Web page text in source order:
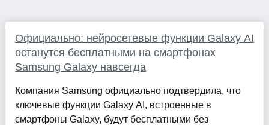
Официально: нейросетевые функции Galaxy AI
останутся бесплатными на смартфонах
Samsung Galaxy навсегда
Компания Samsung официально подтвердила, что
ключевые функции Galaxy AI, встроенные в
смартфоны Galaxy, будут бесплатными без